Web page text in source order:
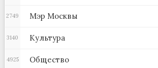
Мэр Москвы
2749
Культура
3140
Общество
4925